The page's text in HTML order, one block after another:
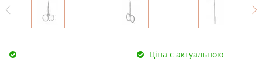
Ціна є актуальною